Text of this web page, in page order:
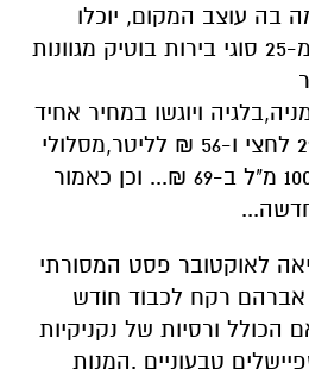
בה עוצב המקום, יוכלו
סועדי הפפה להינות מ-25 סוגי בירות בוטיק מגוונות
ויוגשו במחיר אחיד
של 25 ₪ לשליש, 29₪ לחצי ו-56 ₪ לליטר,מסלולי
טעימות – 6 טעימות 100 מ"ל ב-69 ₪... וכן כאמור
לאוקטובר פסט המסורתי
רקח לכבוד חודש
הכולל ורסיות של נקניקיות
טבעוניים .המנות